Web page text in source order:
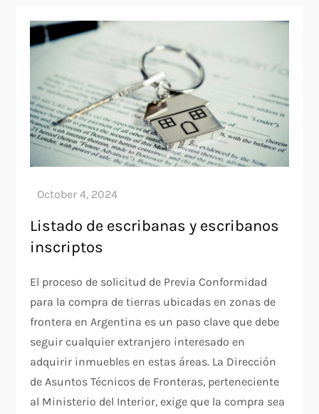
Listado de escribanas y escribanos
inscriptos
El proceso de solicitud de Previa Conformidad
para la compra de tierras ubicadas en zonas de
frontera en Argentina es un paso clave que debe
seguir cualquier extranjero interesado en
adquirir inmuebles en estas áreas. La Dirección
de Asuntos Técnicos de Fronteras, perteneciente
al Ministerio del Interior, exige que la compra sea